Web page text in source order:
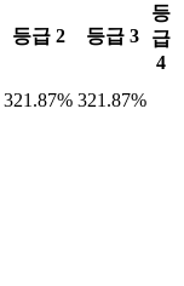
등급 2 등급 3
등
급
4
321.87% 321.87%